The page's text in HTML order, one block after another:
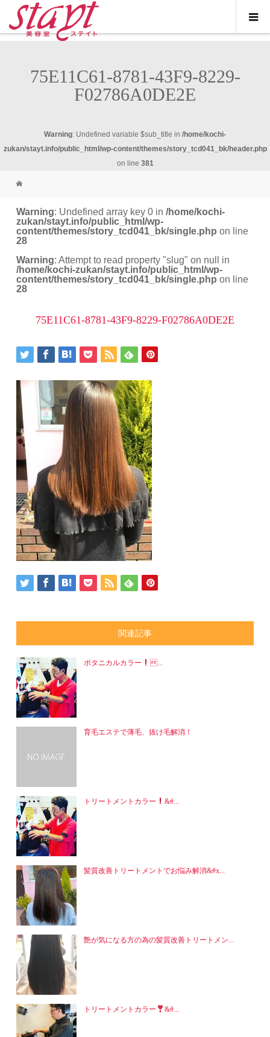
75E11C61-8781-43F9-8229-
F02786A0DE2E
Warning: Undefined variable $sub_title in /home/kochi-
zukan/stayt.info/public_html/wp-content/themes/story_tcd041_bk/header.php
on line 381
Warning: Undefined array key 0 in/home/kochi-
zukan/stayt.info/public_html/wp-
content/themes/story_tcd041_bk/single.php on line
28
Warning: Attempt to read property "slug" on null in
/home/kochi-zukan/stayt.info/public_html/wp-
content/themes/story_tcd041_bk/single.php on line
28
75E11C61-8781-43F9-8229-F02786A0DE2E
関連記事
ボタニカルカラー ...
育毛エステで薄毛、抜け毛解消！
トリートメントカラー &#...
髪質改善トリートメントでお悩み解消&#x...
艶が気になる方の為の髪質改善トリートメン...
トリートメントカラー &#...